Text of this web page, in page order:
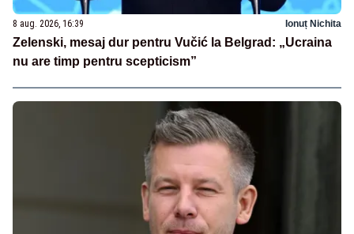
8 aug. 2026, 16:39 Ionuț Nichita
Zelenski, mesaj dur pentru Vučić la Belgrad: „Ucraina
nu are timp pentru scepticism”